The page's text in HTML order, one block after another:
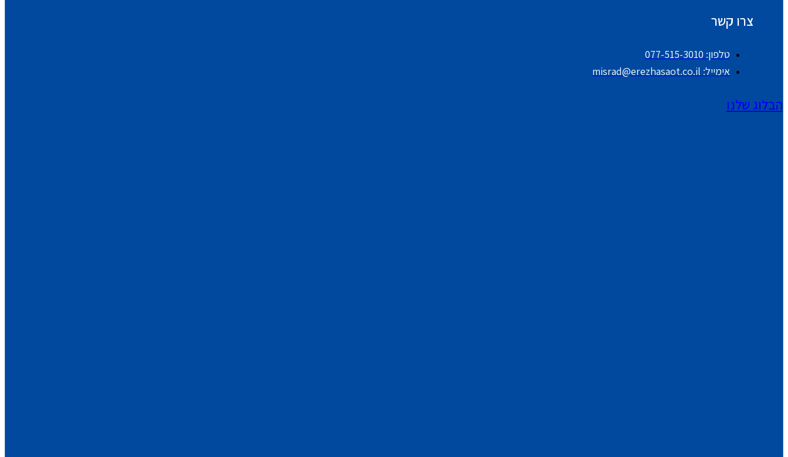
צרו קשר
טלפון: 077-515-3010
אימייל: misrad@erezhasaot.co.il
הבלוג שלנו